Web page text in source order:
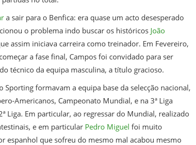
a sair para o Benfica: era quase um acto desesperado
o problema indo buscar os históricos João
assim iniciava carreira como treinador. Em Fevereiro,
a fase final, Campos foi convidado para ser
técnico da equipa masculina, a título gracioso.
formavam a equipa base da selecção nacional,
Americanos, Campeonato Mundial, e na 3ª Liga
Liga. Em particular, ao regressar do Mundial, realizado
e em particular Pedro Miguel foi muito
espanhol que sofreu do mesmo mal acabou mesmo